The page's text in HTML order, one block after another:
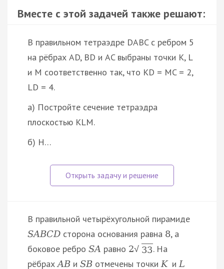
Вместе с этой задачей также решают:
В правильном тетраэдре DABC с ребром 5
на рёбрах AD, BD и AC выбраны точки K, L
и M соответственно так, что KD = MC = 2,
LD = 4.
а) Постройте сечение тетраэдра
плоскостью KLM.
б) Н…
В правильной четырёхугольной пирамиде
SABCD сторона основания равна 8, а
боковое ребро SA равно 2√ 33. На
рёбрахAB и SB отмечены точкиK иL